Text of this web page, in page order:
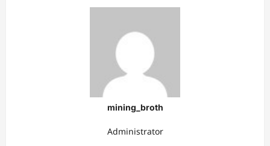
mining_broth
Administrator